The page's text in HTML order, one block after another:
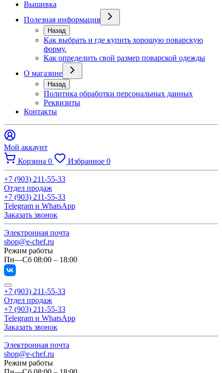
Вышивка
Полезная информация
Назад
Как выбрать и где купить хорошую поварскую
форму.
Как определить свой размер поварской одежды
О магазине
Назад
Политика обработки персональных данных
Реквизиты
Контакты
Мой аккаунт
Корзина 0 Избранное 0
+7 (903) 211-55-33
Отдел продаж
+7 (903) 211-55-33
Telegram и WhatsApp
Заказать звонок
Электронная почта
shop@e-chef.ru
Режим работы
Пн—Сб 08:00 – 18:00
+7 (903) 211-55-33
Отдел продаж
+7 (903) 211-55-33
Telegram и WhatsApp
Заказать звонок
Электронная почта
shop@e-chef.ru
Режим работы